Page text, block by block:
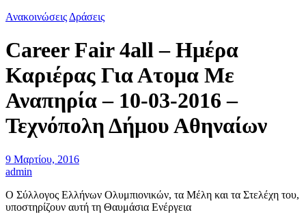
Ανακοινώσεις Δράσεις
Career Fair 4all – Ημέρα
Καριέρας Για Ατομα Με
Αναπηρία – 10-03-2016 –
Τεχνόπολη Δήμου Αθηναίων
9 Μαρτίου, 2016
admin
Ο Σύλλογος Ελλήνων Ολυμπιονικών, τα Μέλη και τα Στελέχη του,
υποστηρίζουν αυτή τη Θαυμάσια Ενέργεια